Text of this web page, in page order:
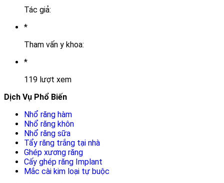
Tác giả:
*
Tham vấn y khoa:
*
119 lượt xem
Dịch Vụ Phổ Biến
Nhổ răng hàm
Nhổ răng khôn
Nhổ răng sữa
Tẩy răng trắng tại nhà
Ghép xương răng
Cấy ghép răng Implant
Mắc cài kim loại tự buộc